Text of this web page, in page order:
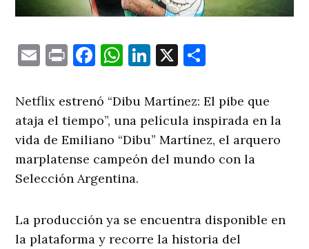
EmailPrintFacebook
WhatsApp
LinkedIn
X
Netflix estrenó “Dibu Martínez: El pibe que
ataja el tiempo”, una película inspirada en la
vida de Emiliano “Dibu” Martínez, el arquero
marplatense campeón del mundo con la
Selección Argentina.
La producción ya se encuentra disponible en
la plataforma y recorre la historia del